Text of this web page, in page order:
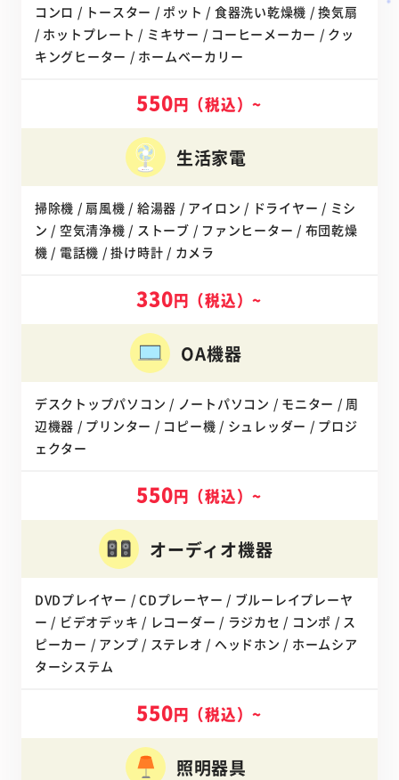
コンロ / トースター / ポット / 食器洗い乾燥機 / 換気扇
/ ホットプレート / ミキサー / コーヒーメーカー / クッ
キングヒーター / ホームベーカリー
550円（税込）~
生活家電
掃除機 / 扇風機 / 給湯器 / アイロン / ドライヤー / ミシ
ン / 空気清浄機 / ストーブ / ファンヒーター / 布団乾燥
機 / 電話機 / 掛け時計 / カメラ
330円（税込）~
OA機器
デスクトップパソコン / ノートパソコン / モニター / 周
辺機器 / プリンター / コピー機 / シュレッダー / プロジ
ェクター
550円（税込）~
オーディオ機器
DVDプレイヤー / CDプレーヤー / ブルーレイプレーヤ
ー / ビデオデッキ / レコーダー / ラジカセ / コンポ / ス
ピーカー / アンプ / ステレオ / ヘッドホン / ホームシア
ターシステム
550円（税込）~
照明器具